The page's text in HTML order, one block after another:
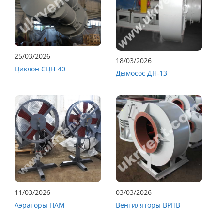
25/03/2026
Циклон СЦН-40
18/03/2026
Дымосос ДН-13
11/03/2026
Аэраторы ПАМ
03/03/2026
Вентиляторы ВРПВ